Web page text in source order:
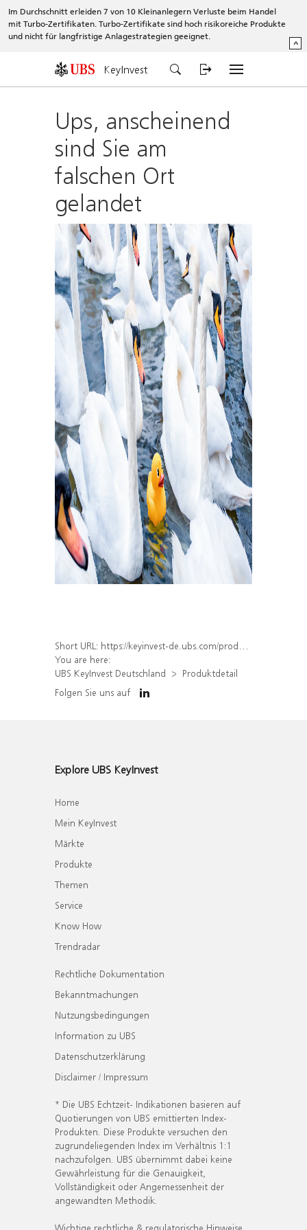
Im Durchschnitt erleiden 7 von 10 Kleinanlegern Verluste beim Handel
mit Turbo-Zertifikaten. Turbo-Zertifikate sind hoch risikoreiche Produkte
und nicht für langfristige Anlagestrategien geeignet.
^
KeyInvest
Ups, anscheinend
sind Sie am
falschen Ort
gelandet
Short URL: https://keyinvest-de.ubs.com/produkt/detail/index/isin/DE000WA566Z0
You are here:
UBS KeyInvest Deutschland
Produktdetail
Folgen Sie uns auf
Explore UBS KeyInvest
Home
Mein KeyInvest
Märkte
Produkte
Themen
Service
Know How
Trendradar
Rechtliche Dokumentation
Bekanntmachungen
Nutzungsbedingungen
Information zu UBS
Datenschutzerklärung
Disclaimer / Impressum
* Die UBS Echtzeit- Indikationen basieren auf
Quotierungen von UBS emittierten Index-
Produkten. Diese Produkte versuchen den
zugrundeliegenden Index im Verhältnis 1:1
nachzufolgen. UBS übernimmt dabei keine
Gewährleistung für die Genauigkeit,
Vollständigkeit oder Angemessenheit der
angewandten Methodik.